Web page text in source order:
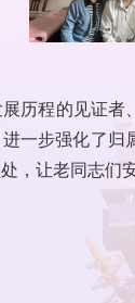
历程的见证
一步强化了
，让老同志们